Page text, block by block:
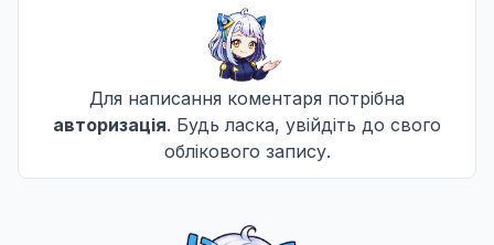
Для написання коментаря потрібна
авторизація. Будь ласка, увійдіть до свого
облікового запису.